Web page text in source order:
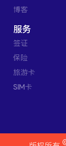
博客
服务
签证
保险
旅游卡
SIM卡